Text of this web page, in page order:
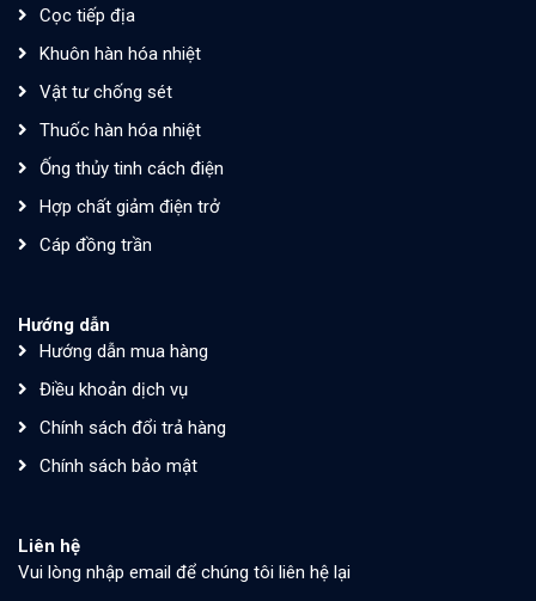
Cọc tiếp địa
Khuôn hàn hóa nhiệt
Vật tư chống sét
Thuốc hàn hóa nhiệt
Ống thủy tinh cách điện
Hợp chất giảm điện trở
Cáp đồng trần
Hướng dẫn
Hướng dẫn mua hàng
Điều khoản dịch vụ
Chính sách đổi trả hàng
Chính sách bảo mật
Liên hệ
Vui lòng nhập email để chúng tôi liên hệ lại